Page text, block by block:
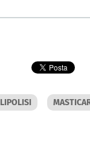
LIPOLISI